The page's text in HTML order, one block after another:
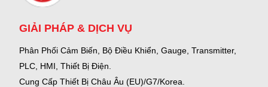
GIẢI PHÁP & DỊCH VỤ
Phân Phối Cảm Biến, Bộ Điều Khiển, Gauge, Transmitter,
PLC, HMI, Thiết Bị Điện.
Cung Cấp Thiết Bị Châu Âu (EU)/G7/Korea.